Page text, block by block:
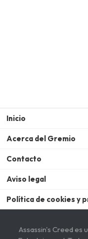
Inicio
Acerca del Gremio
Contacto
Aviso legal
Política de cookies y
Assassin's Creed es